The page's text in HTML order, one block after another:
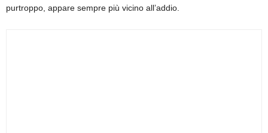
purtroppo, appare sempre più vicino all’addio.